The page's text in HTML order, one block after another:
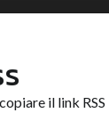
il link RSS